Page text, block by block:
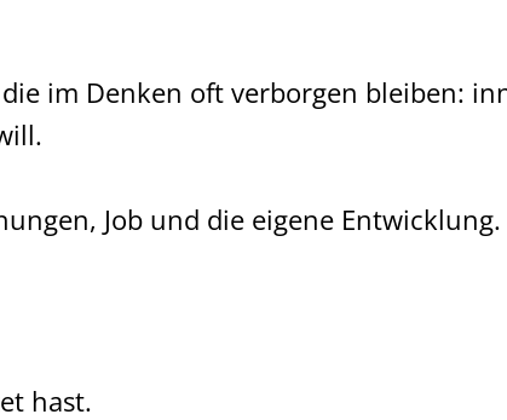
im Denken oft verborgen bleiben:
Job und die eigene Entwicklung.
hast.